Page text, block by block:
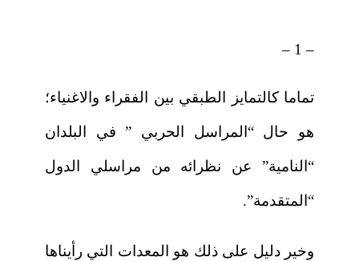
– 1 –
تماما كالتمايز الطبقي بين الفقراء والاغنياء؛
هو حال “المراسل الحربي ” في البلدان
“النامية” عن نظرائه من مراسلي الدول
“المتقدمة”.
وخير دليل على ذلك هو المعدات التي رأيناها